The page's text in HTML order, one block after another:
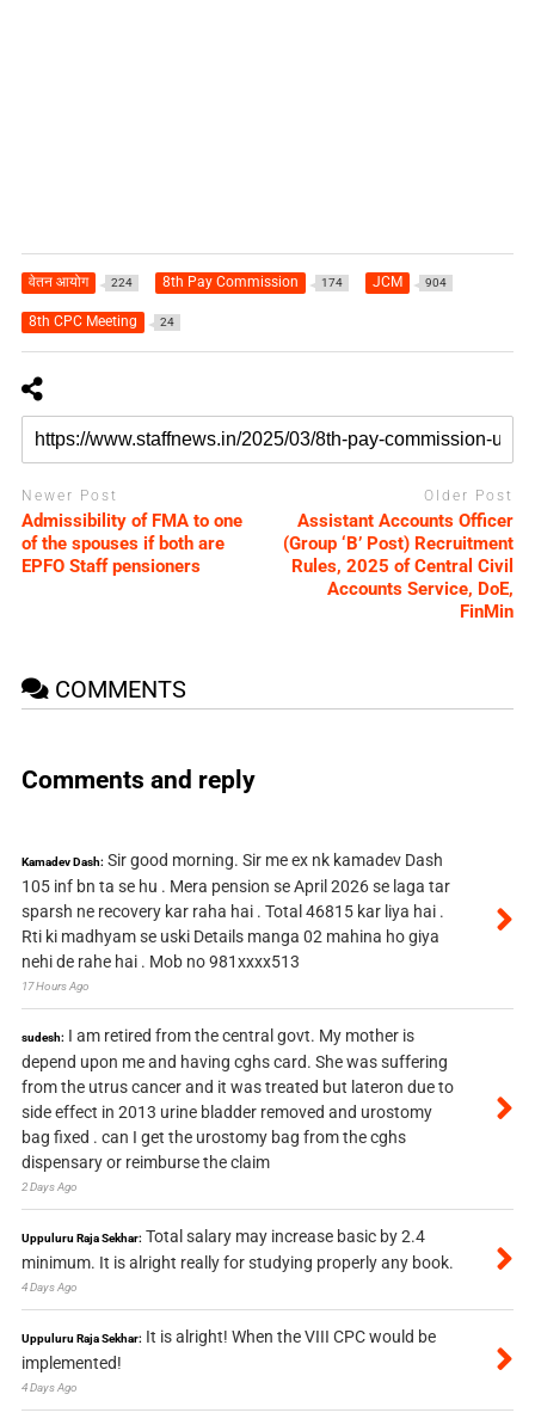
वेतन आयोग 224 8th Pay Commission 174 JCM 904
8th CPC Meeting 24
Newer Post
Admissibility of FMA to one
of the spouses if both are
EPFO Staff pensioners
Older Post
Assistant Accounts Officer
(Group ‘B’ Post) Recruitment
Rules, 2025 of Central Civil
Accounts Service, DoE,
FinMin
COMMENTS
Comments and reply
Kamadev Dash: Sir good morning. Sir me ex nk kamadev Dash
105 inf bn ta se hu . Mera pension se April 2026 se laga tar
sparsh ne recovery kar raha hai . Total 46815 kar liya hai .
Rti ki madhyam se uski Details manga 02 mahina ho giya
nehi de rahe hai . Mob no 981xxxx513
17 Hours Ago
sudesh: I am retired from the central govt. My mother is
depend upon me and having cghs card. She was suffering
from the utrus cancer and it was treated but lateron due to
side effect in 2013 urine bladder removed and urostomy
bag fixed . can I get the urostomy bag from the cghs
dispensary or reimburse the claim
2 Days Ago
Uppuluru Raja Sekhar: Total salary may increase basic by 2.4
minimum. It is alright really for studying properly any book.
4 Days Ago
Uppuluru Raja Sekhar: It is alright! When the VIII CPC would be
implemented!
4 Days Ago